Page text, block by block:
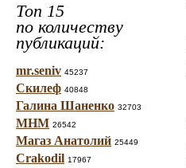
Топ 15
по количеству
публикаций:
mr.seniv 45237
Скилеф 40848
Галина Шаненко 32703
МНМ 26542
Магаз Анатолий 25449
Crakodil 17967